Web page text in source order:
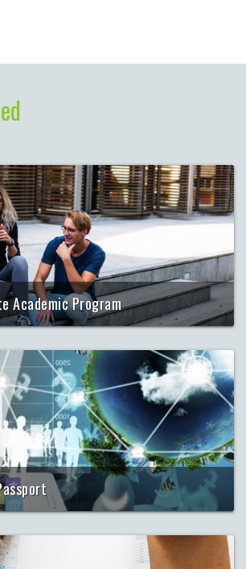
Academic Program
otsetee tipptasemel
õppematerjalideni
saad juurdepääsu projektipanka
kõikjalt oma arvutist või